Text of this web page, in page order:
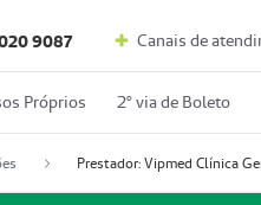
9087 Canais de
Próprios 2º via de Boleto